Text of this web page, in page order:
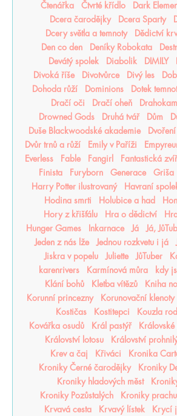
Čtenářka
Čtvrté křídlo Dark
Dcera čarodějky
Dcera Sparty
Dcery světla a temnoty
Dědictví
Den co den
Deníky Robokata
Devátý spolek
Diabolik DIMILY
Divoká říše
Divotvůrce Divý les
Dohoda růží
Dominions Dotek
Dračí oči
Dračí oheň
Drowned Gods
Druhá tvář Dům
Duše Blackwoodské akademie
Dvůr trnů a růží
Emily v Paříži
Everless
Fable Fangirl
Fantastická
Finista
Furyborn Generace Griša
Harry Potter ilustrovaný
Havraní
Hodina smrti
Holubice a had
Hory z křišťálu
Hra o dědictví
Hunger Games
Inkarnace Já Já,
Jeden z nás lže
Jednou rozkvetu i já
Jiskra v popelu
Juliette JůTuber
karenrivers
Karmínová můra
kdy
Klání bohů
Kletba vítězů Kniha
Korunní princezny
Korunovační klenoty
Kostičas
Kostitepci
Kouzla
Kovářka osudů
Král pastýř
Království lotosu
Království
Krev a čaj
Křiváci
Kronika
Kroniky Černé čarodějky
Kroniky
Kroniky hladových měst
Kroniky Pozůstalých
Kroniky prachu
Krvavá cesta
Krvavý lístek Krycí